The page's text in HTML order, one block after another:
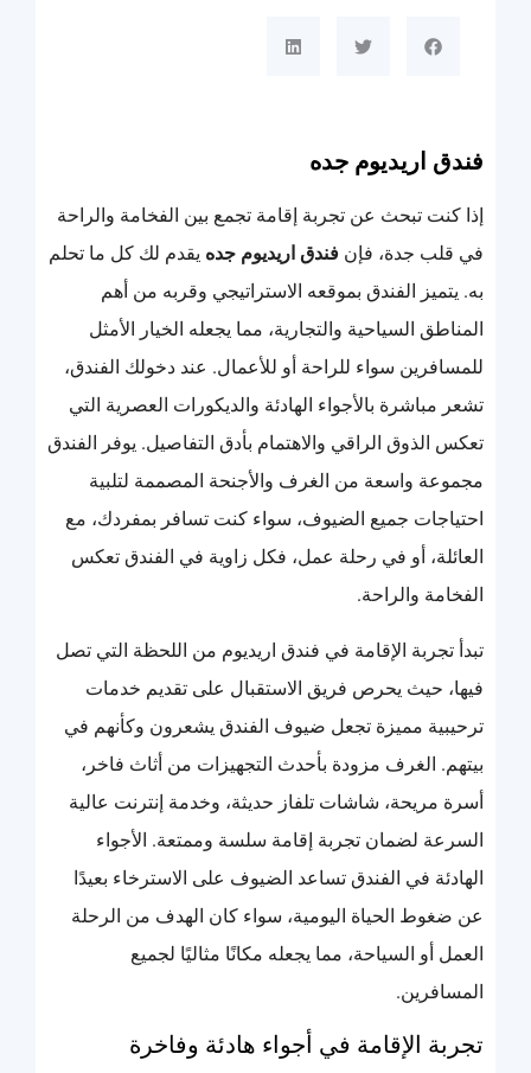
فندق اريديوم جده
إذا كنت تبحث عن تجربة إقامة تجمع بين الفخامة والراحة
في قلب جدة، فإن فندق اريديوم جده يقدم لك كل ما تحلم
به. يتميز الفندق بموقعه الاستراتيجي وقربه من أهم
المناطق السياحية والتجارية، مما يجعله الخيار الأمثل
للمسافرين سواء للراحة أو للأعمال. عند دخولك الفندق،
تشعر مباشرة بالأجواء الهادئة والديكورات العصرية التي
تعكس الذوق الراقي والاهتمام بأدق التفاصيل. يوفر الفندق
مجموعة واسعة من الغرف والأجنحة المصممة لتلبية
احتياجات جميع الضيوف، سواء كنت تسافر بمفردك، مع
العائلة، أو في رحلة عمل، فكل زاوية في الفندق تعكس
الفخامة والراحة.
تبدأ تجربة الإقامة في فندق اريديوم من اللحظة التي تصل
فيها، حيث يحرص فريق الاستقبال على تقديم خدمات
ترحيبية مميزة تجعل ضيوف الفندق يشعرون وكأنهم في
بيتهم. الغرف مزودة بأحدث التجهيزات من أثاث فاخر،
أسرة مريحة، شاشات تلفاز حديثة، وخدمة إنترنت عالية
السرعة لضمان تجربة إقامة سلسة وممتعة. الأجواء
الهادئة في الفندق تساعد الضيوف على الاسترخاء بعيدًا
عن ضغوط الحياة اليومية، سواء كان الهدف من الرحلة
العمل أو السياحة، مما يجعله مكانًا مثاليًا لجميع
المسافرين.
تجربة الإقامة في أجواء هادئة وفاخرة